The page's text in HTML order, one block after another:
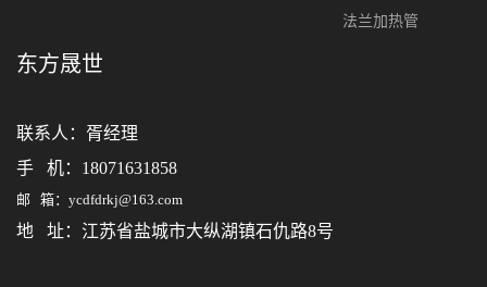
法兰加热管
东方晟世
联系人： 胥经理
手 机：18071631858
邮 箱：ycdfdrkj@163.com
地 址：江苏省盐城市大纵湖镇石仇路8号